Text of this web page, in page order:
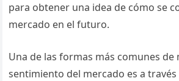
para obtener una idea de cómo se
mercado en el futuro.
Una de las formas más comunes de
sentimiento del mercado es a través